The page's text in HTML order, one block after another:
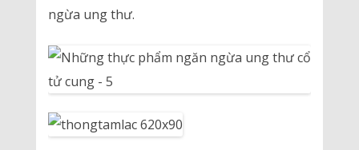
ngừa ung thư.